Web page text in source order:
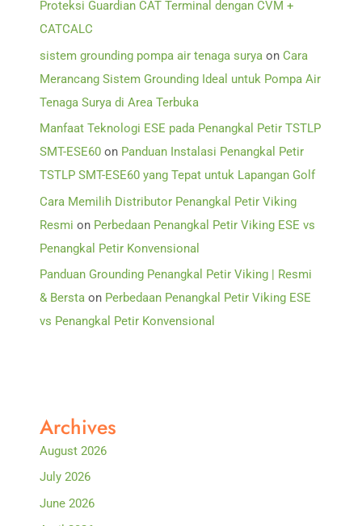
Proteksi Guardian CAT Terminal dengan CVM +
CATCALC
sistem grounding pompa air tenaga surya on Cara
Merancang Sistem Grounding Ideal untuk Pompa Air
Tenaga Surya di Area Terbuka
Manfaat Teknologi ESE pada Penangkal Petir TSTLP
SMT-ESE60 on Panduan Instalasi Penangkal Petir
TSTLP SMT-ESE60 yang Tepat untuk Lapangan Golf
Cara Memilih Distributor Penangkal Petir Viking
Resmi on Perbedaan Penangkal Petir Viking ESE vs
Penangkal Petir Konvensional
Panduan Grounding Penangkal Petir Viking | Resmi
& Bersta on Perbedaan Penangkal Petir Viking ESE
vs Penangkal Petir Konvensional
Archives
August 2026
July 2026
June 2026